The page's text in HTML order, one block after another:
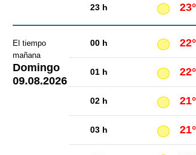
23 h 23°
El tiempo
mañana
Domingo
09.08.2026
00 h 22°
01 h 22°
02 h 21°
03 h 21°